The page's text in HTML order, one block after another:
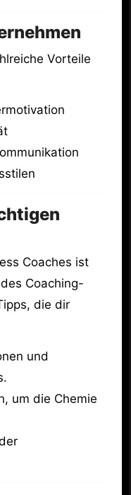
Vorteile
Coaches ist
Coaching-
die dir
und
um die Chemie